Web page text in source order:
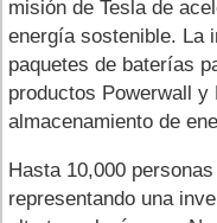
misión de Tesla de
energía sostenible. La
paquetes de baterías
productos Powerwall y
almacenamiento de
Hasta 10,000
representando una